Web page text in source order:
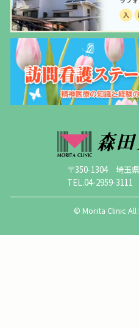
〒350-1304 埼玉
TEL.04-2959-3111
© Morita Clinic All